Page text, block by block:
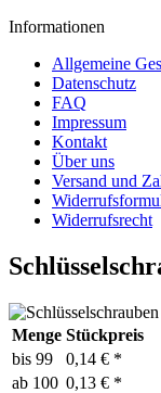
Informationen
Allgemeine
Datenschutz
FAQ
Impressum
Kontakt
Über uns
Versand und
Widerrufsrecht
Menge Stückpreis
bis 99
0,14 € *
ab 100 0,13 € *